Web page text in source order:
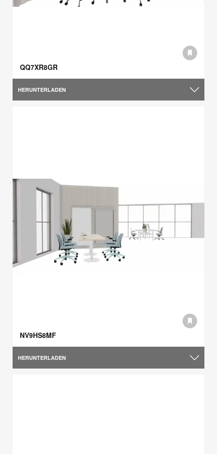
QQ7XR8GR
HERUNTERLADEN
NV9HS8MF
HERUNTERLADEN